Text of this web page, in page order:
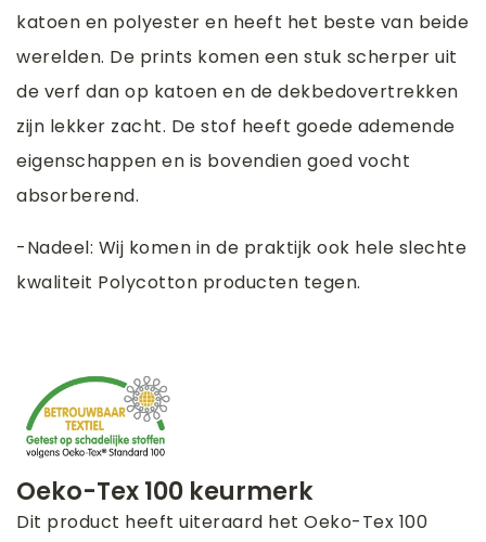
katoen en polyester en heeft het beste van beide
werelden. De prints komen een stuk scherper uit
de verf dan op katoen en de dekbedovertrekken
zijn lekker zacht. De stof heeft goede ademende
eigenschappen en is bovendien goed vocht
absorberend.
-Nadeel: Wij komen in de praktijk ook hele slechte
kwaliteit Polycotton producten tegen.
Oeko-Tex 100 keurmerk
Dit product heeft uiteraard het Oeko-Tex 100